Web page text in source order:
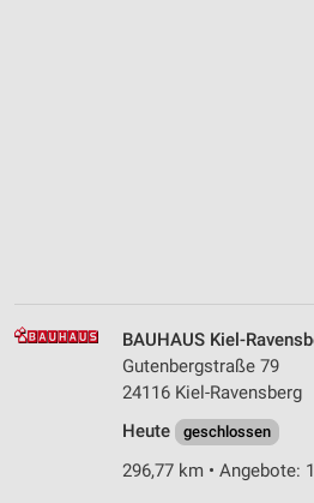
BAUHAUS Kiel-
Gutenbergstraße 79
24116 Kiel-Ravensberg
Heute
geschlossen
296,77 km • Angebote: